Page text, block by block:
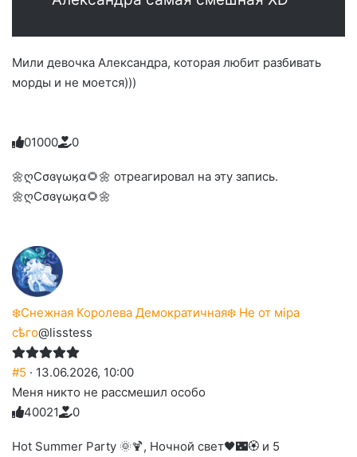
Мили девочка Александра, которая любит разбивать
морды и не моется)))
Голосуйте
вверх.
0
Нажмите
реакцию:
улыбаюсь
1
Нажмите
реакцию:
смеюсь
до
0
Нажмите
реакцию:
печаль
0
Нажмите
реакцию:
плачу
0
Нажмите
благодарю
0
🌼ღСσɞγωӄα🌻🌼 отреагировал на эту запись.
🌼ღСσɞγωӄα🌻🌼
❄️Снежная Королева Демократичная❄️ Не от мiра
сѣго@lisstess
#5 · 13.06.2026, 10:00
Меня никто не рассмешил особо
Голосуйте
вверх.
4
Нажмите
реакцию:
0
Нажмите
реакцию:
0
Нажмите
реакцию:
2
Нажмите
реакцию:
1
Нажмите
благодарю
0
Hot Summer Party 🌞🍹, Ночной свет🖤🌃🏵 и 5